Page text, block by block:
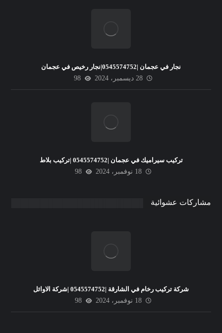
نجار في عجمان |0545574752|نجار رخيص في عجمان
28 ديسمبر، 2024
98
تركيب سيراميك في عجمان |0545574752 |تركيب بلاط
18 نوفمبر، 2024
98
مشاركات عشوائية
شركة تركيب رخام في الشارقة |0545574752 |شركة الاوائل
18 نوفمبر، 2024
98